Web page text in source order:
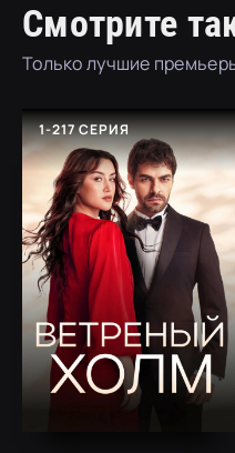
Смотрите
Только лучшие
1-217 СЕРИЯ